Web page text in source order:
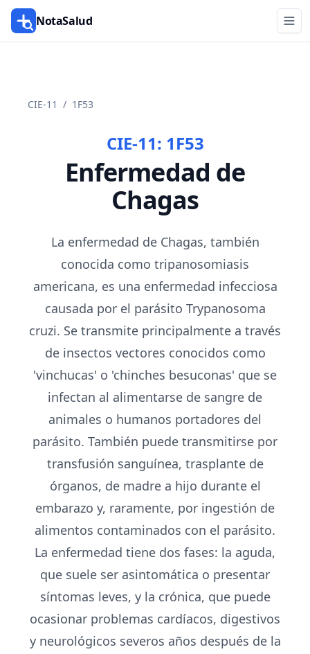
NotaSalud
CIE-11 / 1F53
CIE-11: 1F53
Enfermedad de
Chagas
La enfermedad de Chagas, también
conocida como tripanosomiasis
americana, es una enfermedad infecciosa
causada por el parásito Trypanosoma
cruzi. Se transmite principalmente a través
de insectos vectores conocidos como
'vinchucas' o 'chinches besuconas' que se
infectan al alimentarse de sangre de
animales o humanos portadores del
parásito. También puede transmitirse por
transfusión sanguínea, trasplante de
órganos, de madre a hijo durante el
embarazo y, raramente, por ingestión de
alimentos contaminados con el parásito.
La enfermedad tiene dos fases: la aguda,
que suele ser asintomática o presentar
síntomas leves, y la crónica, que puede
ocasionar problemas cardíacos, digestivos
y neurológicos severos años después de la